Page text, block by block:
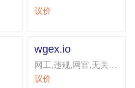
议价
wgex.io
网工,违规,网官,无关…
议价